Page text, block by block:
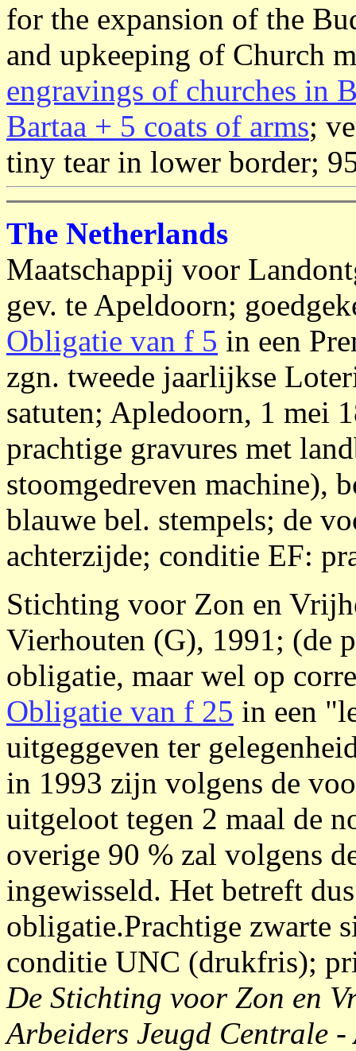
for the expansion of the
and upkeeping of Church
engravings of churches in
Bartaa + 5 coats of arms;
tiny tear in lower border;
The Netherlands
Maatschappij voor
gev. te Apeldoorn;
Obligatie van f 5 in een
zgn. tweede jaarlijkse
satuten; Apledoorn, 1 mei
prachtige gravures met
stoomgedreven machine),
blauwe bel. stempels; de
achterzijde; conditie EF:
Stichting voor Zon en
Vierhouten (G), 1991; (de
obligatie, maar wel op
Obligatie van f 25 in een
uitgeggeven ter
in 1993 zijn volgens de
uitgeloot tegen 2 maal de
overige 90 % zal volgens
ingewisseld. Het betreft
obligatie.Prachtige zwarte
conditie UNC (drukfris);
De Stichting voor Zon en
Arbeiders Jeugd Centrale